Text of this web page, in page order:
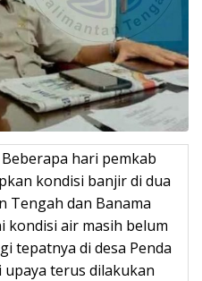
Beberapa hari pemkab
kondisi banjir di dua
Tengah dan Banama
kondisi air masih belum
tepatnya di desa Penda
terus dilakukan